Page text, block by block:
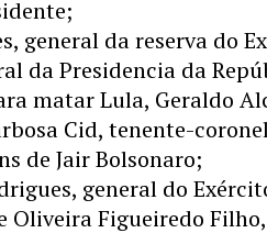
general da reserva do
da Presidencia da
matar Lula, Geraldo
Cid, tenente-
de Jair Bolsonaro;
general do
Oliveira Figueiredo